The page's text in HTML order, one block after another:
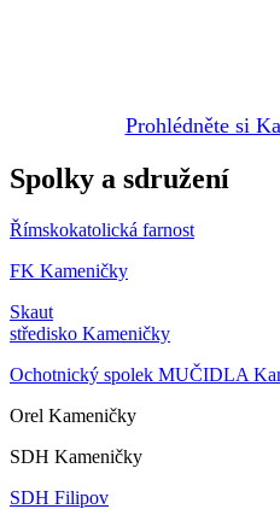
Prohlédněte si
Spolky a sdružení
Římskokatolická farnost
FK Kameničky
Skaut
středisko Kameničky
Ochotnický spolek MUČIDLA
Orel Kameničky
SDH Kameničky
SDH Filipov